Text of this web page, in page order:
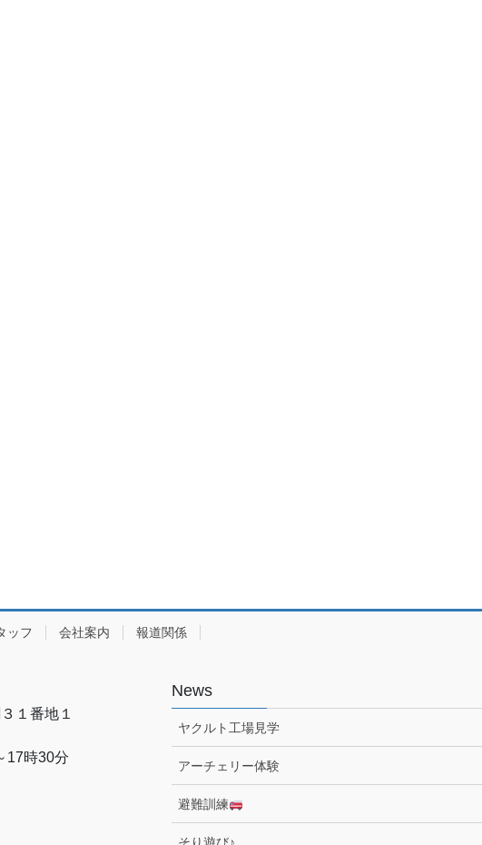
ッフ 会社案内 報道関係
１番地１
17時30分
News
ヤクルト工場見学
アーチェリー体験
避難訓練